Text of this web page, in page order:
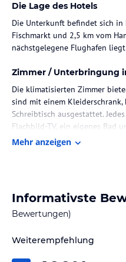
Die Lage des Hotels
Die Unterkunft befindet sich
Fischmarkt und 2,5 km vom
nächstgelegene Flughafen
Zimmer / Unterbringung
Die klimatisierten Zimmer
sind mit einem Kleiderschrank,
Schreibtisch ausgestattet.
Flachbild-TV, ein eigenes Bad
Mehr anzeigen
Informativste
Bewertungen)
Weiterempfehlung